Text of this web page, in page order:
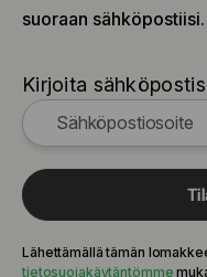
suoraan sähköpostiisi.
Kirjoita
Lähettämällä tämän
tietosuojakäytäntömme